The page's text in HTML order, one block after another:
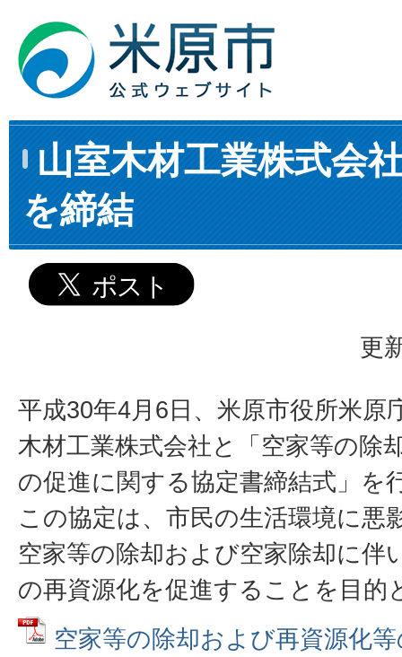
山室木材工業株式会
を締結
更
平成30年4月6日、米原市役所米原
木材工業株式会社と「空家等の除
の促進に関する協定書締結式」を
この協定は、市民の生活環境に悪
空家等の除却および空家除却に伴
の再資源化を促進することを目的
空家等の除却および再資源化